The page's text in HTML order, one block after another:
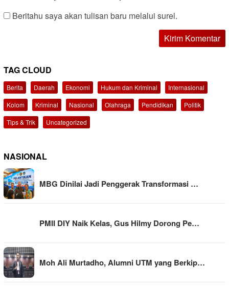
Beritahu saya akan tulisan baru melalui surel.
TAG CLOUD
Berita Daerah Ekonomi Hukum dan Kriminal
Internasional
Kolom
Kriminal Nasional Olahraga Pendidikan
Politik
Tips & Trik
Uncategorized
NASIONAL
MBG Dinilai Jadi Penggerak Transformasi …
PMII DIY Naik Kelas, Gus Hilmy Dorong Pe…
Moh Ali Murtadho, Alumni UTM yang Berkip…